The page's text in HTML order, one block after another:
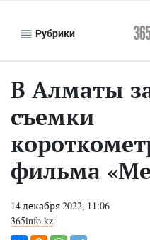
Рубрики
В Алматы
съемки
фильма
14 декабря 2022, 11:06
365info.kz